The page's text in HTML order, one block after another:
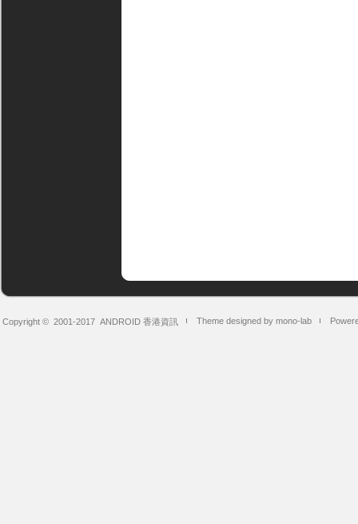
Copyright © 2001-2017 ANDROID 香港資訊 Theme designed by mono-lab